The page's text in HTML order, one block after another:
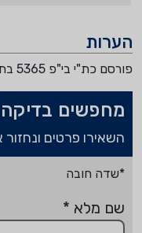
הערות
פורסם כת"י בי"פ 5365 בתאריך 8 לפברואר 2005.
מחפשים
השאירו פרטים
*שדה חובה
שם מלא *